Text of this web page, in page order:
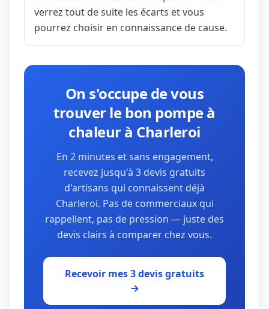
verrez tout de suite les écarts et vous
pourrez choisir en connaissance de cause.
On s'occupe de vous
trouver le bon pompe à
chaleur à Charleroi
En 2 minutes et sans engagement,
recevez jusqu'à 3 devis gratuits
d'artisans qui connaissent déjà
Charleroi. Pas de commerciaux qui
rappellent, pas de pression — juste des
devis clairs à comparer chez vous.
Recevoir mes 3 devis gratuits
→